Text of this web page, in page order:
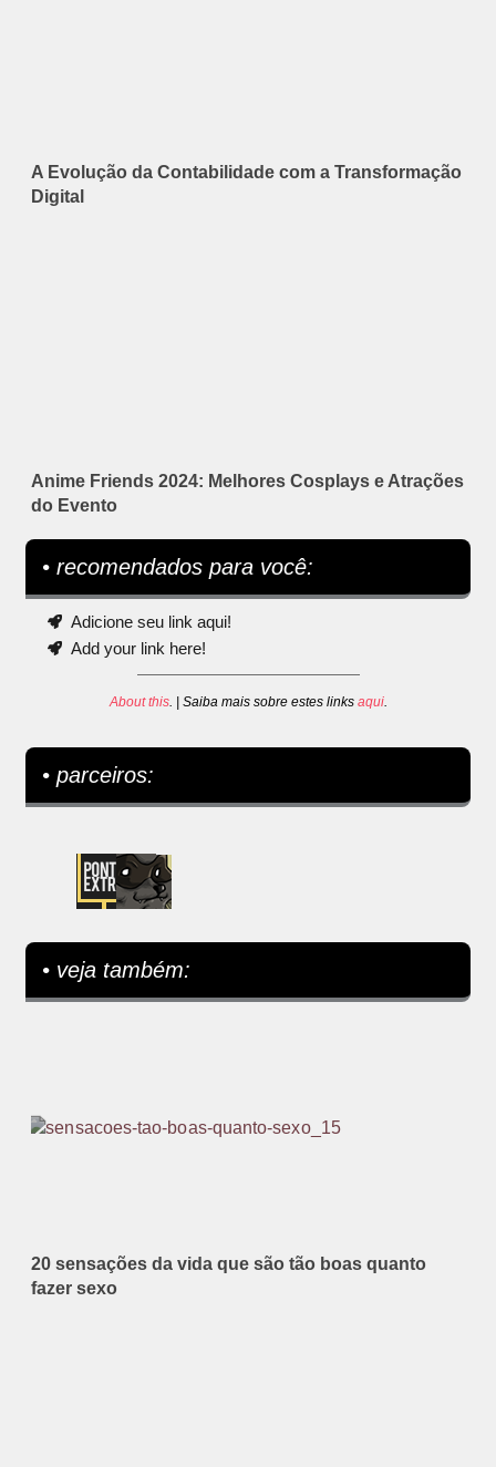
A Evolução da Contabilidade com a Transformação
Digital
Anime Friends 2024: Melhores Cosplays e Atrações
do Evento
• recomendados para você:
Adicione seu link aqui!
Add your link here!
About this. | Saiba mais sobre estes links aqui.
• parceiros:
• veja também:
20 sensações da vida que são tão boas quanto
fazer sexo